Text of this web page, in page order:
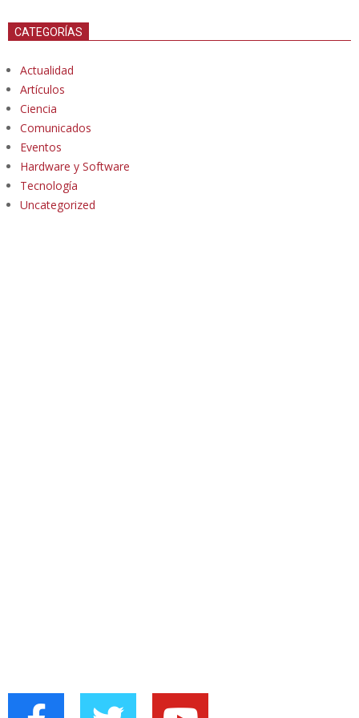
CATEGORÍAS
Actualidad
Artículos
Ciencia
Comunicados
Eventos
Hardware y Software
Tecnología
Uncategorized